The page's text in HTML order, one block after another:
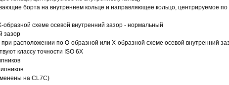
борта на внутреннем кольце и направляющее кольцо, центрируемое по
схеме осевой внутренний зазор - нормальный
зазор
расположении по О-образной или Х-образной схеме осевой внутренний
классу точности ISO 6X
на CL7C)